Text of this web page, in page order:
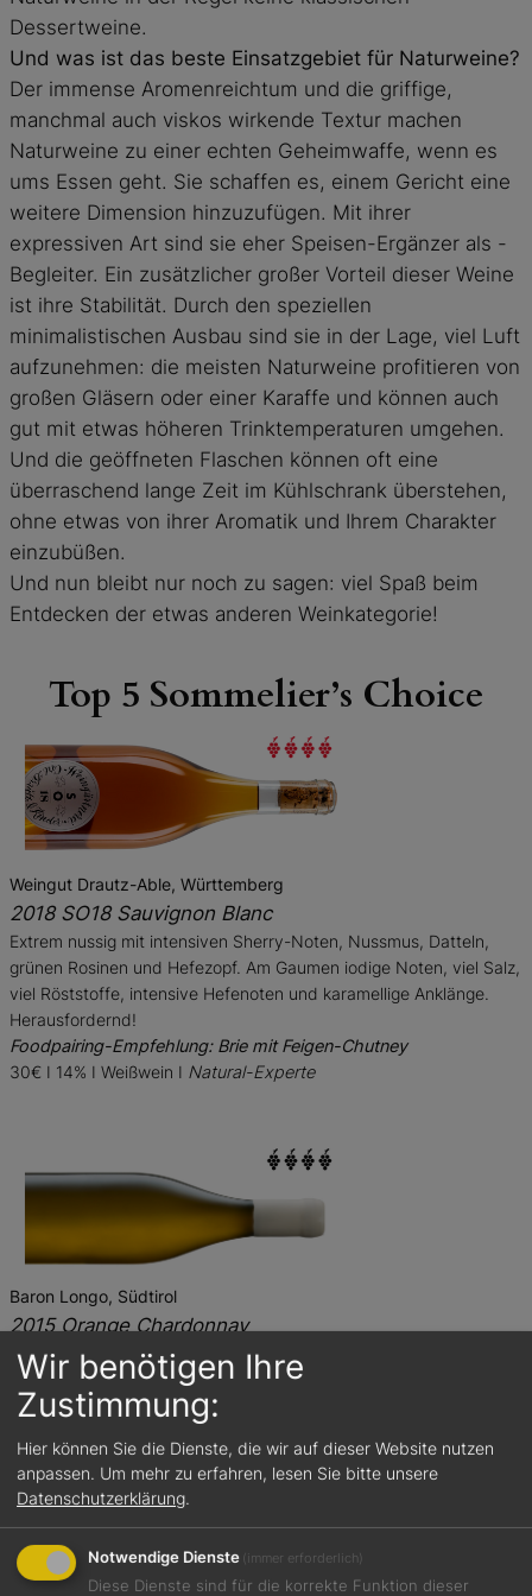
Dessertweine.
Und was ist das beste Einsatzgebiet für Naturweine?
Der immense Aromenreichtum und die griffige,
manchmal auch viskos wirkende Textur machen
Naturweine zu einer echten Geheimwaffe, wenn es
ums Essen geht. Sie schaffen es, einem Gericht eine
weitere Dimension hinzuzufügen. Mit ihrer
expressiven Art sind sie eher Speisen-Ergänzer als -
Begleiter. Ein zusätzlicher großer Vorteil dieser Weine
ist ihre Stabilität. Durch den speziellen
minimalistischen Ausbau sind sie in der Lage, viel Luft
aufzunehmen: die meisten Naturweine profitieren von
großen Gläsern oder einer Karaffe und können auch
gut mit etwas höheren Trinktemperaturen umgehen.
Und die geöffneten Flaschen können oft eine
überraschend lange Zeit im Kühlschrank überstehen,
ohne etwas von ihrer Aromatik und Ihrem Charakter
einzubüßen.
Und nun bleibt nur noch zu sagen: viel Spaß beim
Entdecken der etwas anderen Weinkategorie!
Top 5 Sommelier’s Choice
Weingut Drautz-Able, Württemberg
2018 SO18 Sauvignon Blanc
Extrem nussig mit intensiven Sherry-Noten, Nussmus, Datteln,
grünen Rosinen und Hefezopf. Am Gaumen iodige Noten, viel Salz,
viel Röststoffe, intensive Hefenoten und karamellige Anklänge.
Herausfordernd!
Foodpairing-Empfehlung: Brie mit Feigen-Chutney
30€ I 14% I Weißwein I Natural-Experte
Baron Longo, Südtirol
2015 Orange Chardonnay
Duftet nach Ginster, Rauchmandeln, Melisse, Zitrone und
Sauerteigbrot. Herb-cremig am Gaumen mit einer Note von
gesalzener Butter und feinen, zart belegenden Tanninen.
30€ I 13% I Weißwein INatural-Erfahrene
Wir benötigen Ihre
Zustimmung:
Hier können Sie die Dienste, die wir auf dieser Website nutzen
anpassen. Um mehr zu erfahren, lesen Sie bitte unsere
Datenschutzerklärung.
Notwendige Dienste (immer erforderlich)
Diese Dienste sind für die korrekte Funktion dieser